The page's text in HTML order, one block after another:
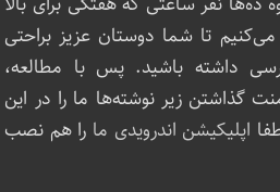
تا شما دوستان عزیز براحتی
داشته باشید. پس با مطالعه،
گذاشتن زیر نوشته‌‌ها ما را در این
اپلیکیشن اندرویدی ما را هم نصب